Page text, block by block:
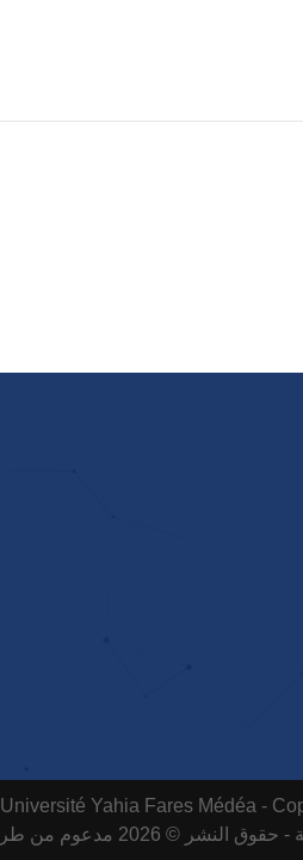
Université Yahia Fares Médéa -
مدعوم من طرف خلية التعليم عن بعد